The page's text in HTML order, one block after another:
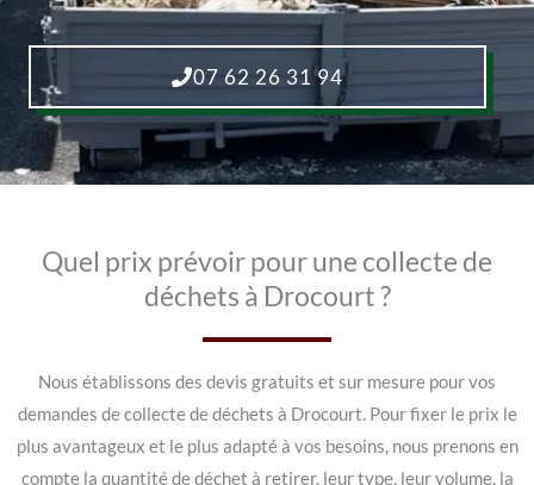
07 62 26 31 94
Quel prix prévoir pour une collecte de
déchets à Drocourt ?
Nous établissons des devis gratuits et sur mesure pour vos
demandes de collecte de déchets à Drocourt. Pour fixer le prix le
plus avantageux et le plus adapté à vos besoins, nous prenons en
compte la quantité de déchet à retirer, leur type, leur volume, la